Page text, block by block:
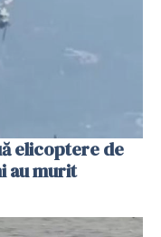
elicoptere de
au murit